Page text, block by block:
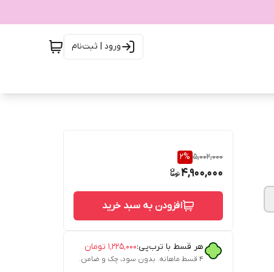
ورود | ثبت‌نام
5,002,000
2%
4,900,000
افزودن به سبد خرید
هر قسط با ترب‌پی:۱٬۲۲۵٬۰۰۰ تومان
۴ قسط ماهانه. بدون سود، چک و ضامن.